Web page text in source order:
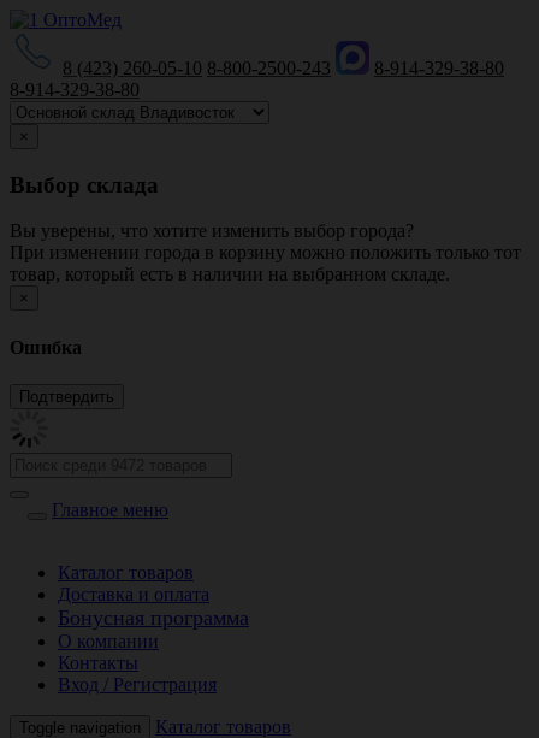
8 (423) 260-05-10 8-800-2500-243
8-914-329-38-80
8-914-329-38-80
×
Выбор склада
Вы уверены, что хотите изменить выбор города?
При изменении города в корзину можно положить только тот
товар, который есть в наличии на выбранном складе.
×
Ошибка
Главное меню
Каталог товаров
Доставка и оплата
Бонусная программа
О компании
Контакты
Вход / Регистрация
Toggle navigation Каталог товаров